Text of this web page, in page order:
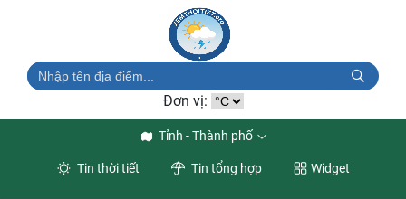
Đơn vị:
Tỉnh - Thành phố
Tin thời tiết Tin tổng hợp Widget